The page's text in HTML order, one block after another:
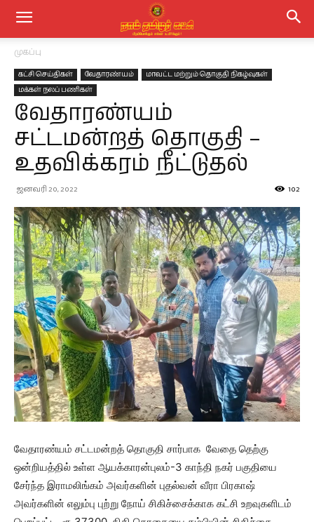
முகப்பு
கட்சி செய்திகள் வேதாரண்யம்
மாவட்ட மற்றும் தொகுதி நிகழ்வுகள்
மக்கள் நலப் பணிகள்
வேதாரண்யம்
சட்டமன்றத் தொகுதி –
உதவிக்கரம் நீட்டுதல்
ஜனவரி 20, 2022 102
வேதாரண்யம் சட்டமன்றத் தொகுதி சார்பாக வேதை தெற்கு
ஒன்றியத்தில் உள்ள ஆயக்காரன்புலம்-3 காந்தி நகர் பகுதியை
சேர்ந்த இராமலிங்கம் அவர்களின் புதல்வன் வீரா பிரகாஷ்
அவர்களின் எலும்பு புற்று நோய் சிகிச்சைக்காக கட்சி உறவுகளிடம்